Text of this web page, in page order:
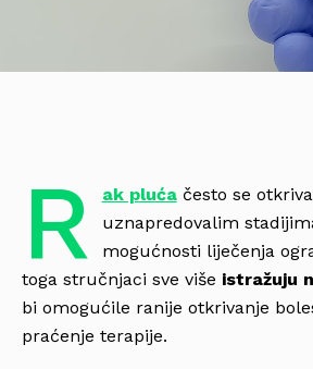
R ak plućačesto se
uznapredovalim
mogućnosti liječenja
toga stručnjaci sve više istražuju
bi omogućile ranije otkrivanje
praćenje terapije.